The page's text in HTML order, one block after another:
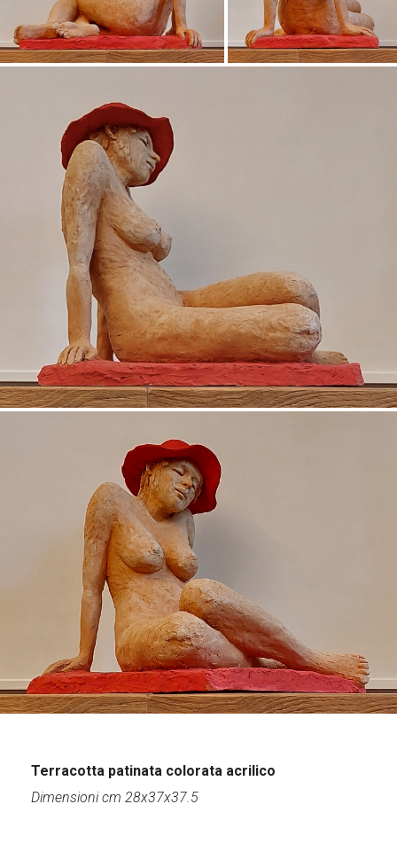
Terracotta patinata colorata acrilico
Dimensioni cm 28x37x37.5